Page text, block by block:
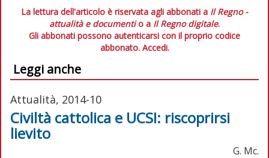
La lettura dell'articolo è riservata agli abbonati a Il Regno -
attualità e documentio a Il Regno digitale.
Gli abbonati possono autenticarsi con il proprio codice
abbonato. Accedi.
Leggi anche
Attualità, 2014-10
Civiltà cattolica e UCSI: riscoprirsi
lievito
G. Mc.